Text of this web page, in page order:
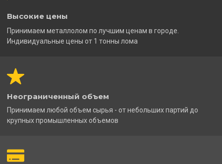
Высокие цены
Принимаем металлолом по лучшим ценам в городе.
Индивидуальные цены от 1 тонны лома
Неограниченный объем
Принимаем любой объем сырья - от небольших партий до
крупных промышленных объемов